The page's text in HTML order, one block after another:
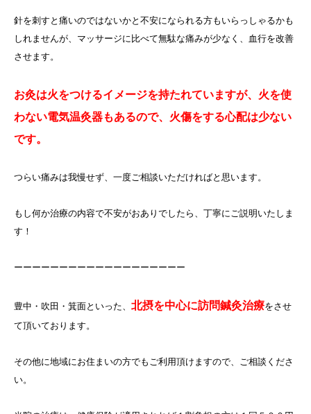
針を刺すと痛いのではないかと不安になられる方もいらっしゃるかも
しれませんが、マッサージに比べて無駄な痛みが少なく、血行を改善
させます。
お灸は火をつけるイメージを持たれていますが、火を使
わない電気温灸器もあるので、火傷をする心配は少ない
です。
つらい痛みは我慢せず、一度ご相談いただければと思います。
もし何か治療の内容で不安がおありでしたら、丁寧にご説明いたしま
す！
ーーーーーーーーーーーーーーーーーーー
豊中・吹田・箕面といった、 北摂を中心に訪問鍼灸治療をさせ
て頂いております。
その他に地域にお住まいの方でもご利用頂けますので、ご相談くださ
い。